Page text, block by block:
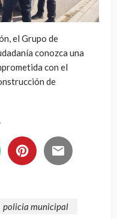
el Grupo de
conozca una
con el
de
policia municipal